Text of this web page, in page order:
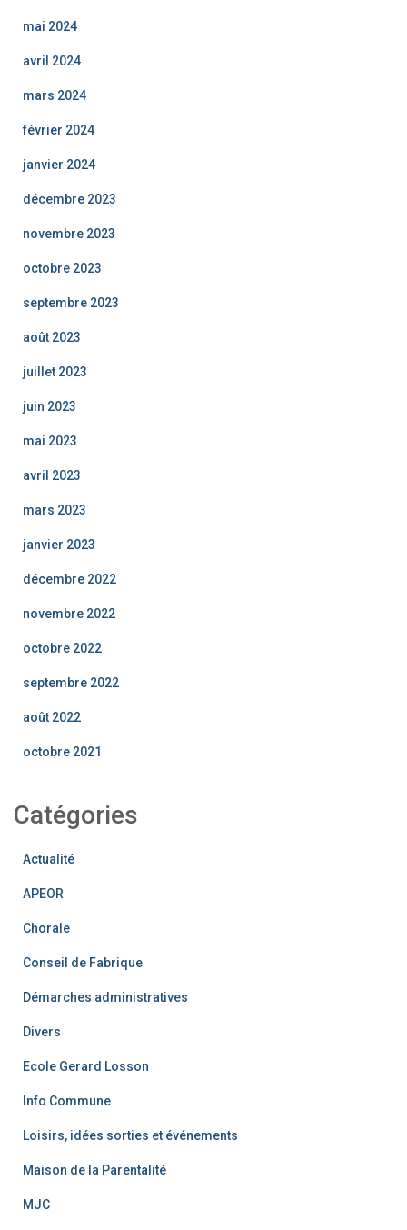
mai 2024
avril 2024
mars 2024
février 2024
janvier 2024
décembre 2023
novembre 2023
octobre 2023
septembre 2023
août 2023
juillet 2023
juin 2023
mai 2023
avril 2023
mars 2023
janvier 2023
décembre 2022
novembre 2022
octobre 2022
septembre 2022
août 2022
octobre 2021
Catégories
Actualité
APEOR
Chorale
Conseil de Fabrique
Démarches administratives
Divers
Ecole Gerard Losson
Info Commune
Loisirs, idées sorties et événements
Maison de la Parentalité
MJC